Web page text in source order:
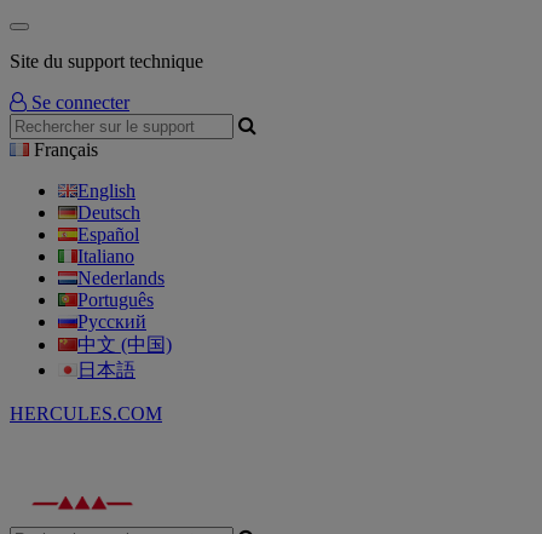
Site du support technique
Se connecter
Français
English
Deutsch
Español
Italiano
Nederlands
Português
Русский
中文 (中国)
日本語
HERCULES.COM